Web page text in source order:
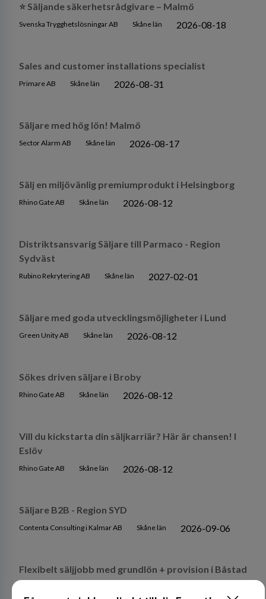
⭐ Säljande säkerhetsrådgivare – Malmö
Svenska Trygghetslösningar AB Skåne län 2026-08-18
Sales and customer installations specialist
Primare AB Skåne län 2026-08-31
Säljare med hög lön! Malmö
Sector Alarm AB Skåne län 2026-08-17
Sälj en miljövänlig premiumprodukt i Helsingborg
Rhino Gate AB Skåne län 2026-08-12
Distriktsansvarig Säljare till Parmaco - Region
Sydväst
Rubino Rekrytering AB Skåne län 2027-02-01
Säljare med goda utvecklingsmöjligheter i Lund
Green Unity AB Skåne län 2026-08-12
Sökes driven säljare i Broby
Rhino Gate AB Skåne län 2026-08-12
Vill du kickstarta din säljkarriär? Här är chansen! I
Eslöv
Rhino Gate AB Skåne län 2026-08-12
Säljare B2B - Region SYD
Contenta Consulting i Kalmar AB Skåne län 2026-09-06
Flexibelt säljjobb med grundlön + provision i Båstad